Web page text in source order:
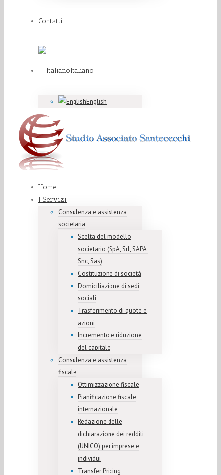
Contatti
Italiano
English
Home
I Servizi
Consulenza e assistenza
societaria
Scelta del modello
societario (SpA, Srl, SAPA,
Snc, Sas)
Costituzione di società
Domiciliazione di sedi
sociali
Trasferimento di quote e
azioni
Incremento e riduzione
del capitale
Consulenza e assistenza
fiscale
Ottimizzazione fiscale
Pianificazione fiscale
internazionale
Redazione delle
dichiarazione dei redditi
(UNICO) per imprese e
individui
Transfer Pricing